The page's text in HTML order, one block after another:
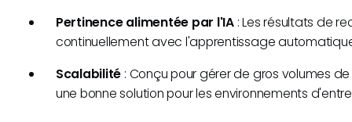
Pertinence alimentée par l'IA: Les résultats de
continuellement avec l'apprentissage
Scalabilité : Conçu pour gérer de gros volumes
une bonne solution pour les environnements